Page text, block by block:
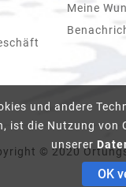
und andere
ist die Nutzung
unserer
OK
Meine
© 2020